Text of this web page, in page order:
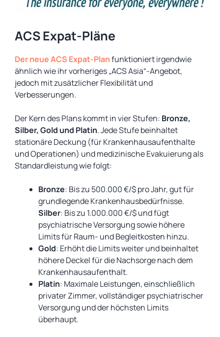
ACS Expat-Pläne
Der neue ACS Expat-Planfunktioniert irgendwie
ähnlich wie ihr vorheriges „ACS Asia“-Angebot,
jedoch mit zusätzlicher Flexibilität und
Verbesserungen.
Der Kern des Plans kommt in vier Stufen: Bronze,
Silber, Gold und Platin. Jede Stufe beinhaltet
stationäre Deckung (für Krankenhausaufenthalte
und Operationen) und medizinische Evakuierung als
Standardleistung wie folgt:
Bronze: Bis zu 500.000 €/$ pro Jahr, gut für
grundlegende Krankenhausbedürfnisse.
Silber: Bis zu 1.000.000 €/$ und fügt
psychiatrische Versorgung sowie höhere
Limits für Raum- und Begleitkosten hinzu.
Gold: Erhöht die Limits weiter und beinhaltet
höhere Deckel für die Nachsorge nach dem
Krankenhausaufenthalt.
Platin: Maximale Leistungen, einschließlich
privater Zimmer, vollständiger psychiatrischer
Versorgung und der höchsten Limits
überhaupt.